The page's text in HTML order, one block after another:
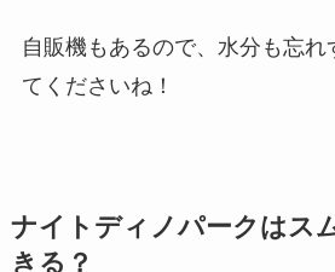
自販機もあるので、水分も忘れ
てくださいね！
ナイトディノパークはス
きる？